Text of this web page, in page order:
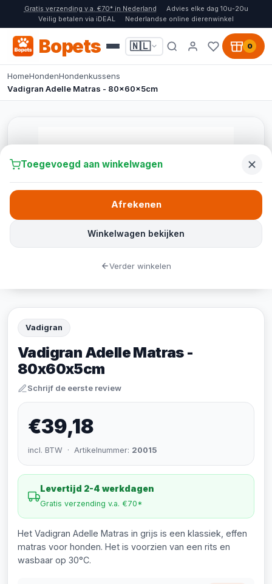
Gratis verzending v.a. €70* in Nederland
Advies elke dag 10u-20u
Veilig betalen via iDEAL
Nederlandse online dierenwinkel
Bopets 🇳🇱 0
HomeHondenHondenkussens
Vadigran Adelle Matras - 80x60x5cm
Vadigran
Vadigran Adelle Matras -
80x60x5cm
Schrijf de eerste review
€39,18
incl. BTW · Artikelnummer: 20015
Levertijd 2-4 werkdagen
Gratis verzending v.a. €70*
Het Vadigran Adelle Matras in grijs is een klassiek, effen
matras voor honden. Het is voorzien van een rits en
wasbaar op 30°C.
Toegevoegd aan winkelwagen
Winkelwagen bekijken
Afrekenen
Verder winkelen